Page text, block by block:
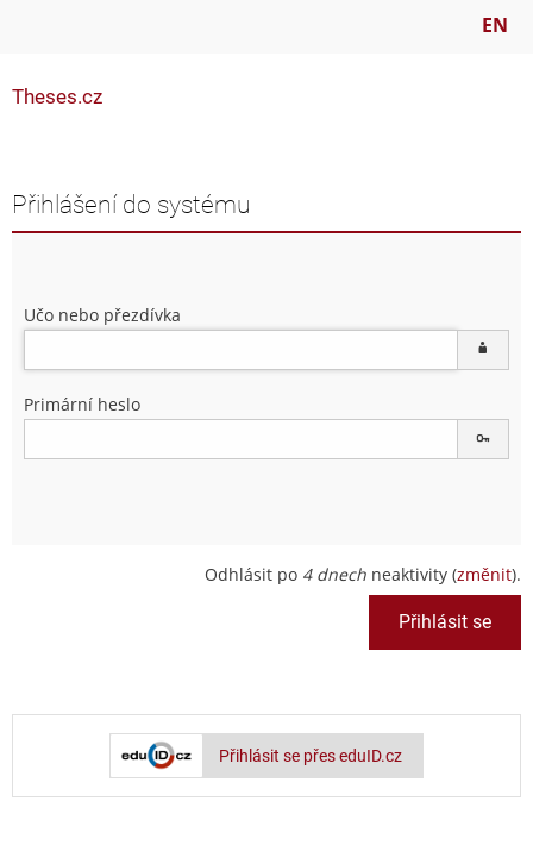
EN
Theses.cz
Přihlášení do systému
Učo nebo přezdívka
Primární heslo
Odhlásit po 4 dnech neaktivity (změnit).
Přihlásit se přes eduID.cz